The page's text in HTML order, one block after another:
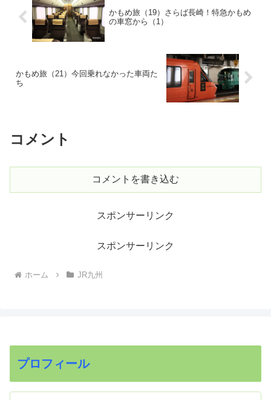
かもめ旅（19）さらば長崎！特急かもめ
の車窓から（1）
かもめ旅（21）今回乗れなかった車両た
ち
コメント
コメントを書き込む
スポンサーリンク
スポンサーリンク
ホーム JR九州
プロフィール